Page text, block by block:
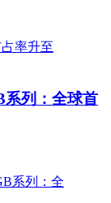
系列：全球首